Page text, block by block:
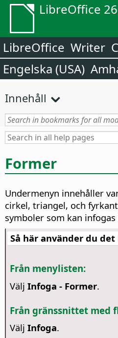
LibreOffice
LibreOffice Writer
Engelska (USA)
Innehåll
Former
Undermenyn innehåller
cirkel, triangel, och
symboler som kan
Så här använder du
Från menylisten:
Välj Infoga - Former.
Från gränssnittet med
Välj Infoga.